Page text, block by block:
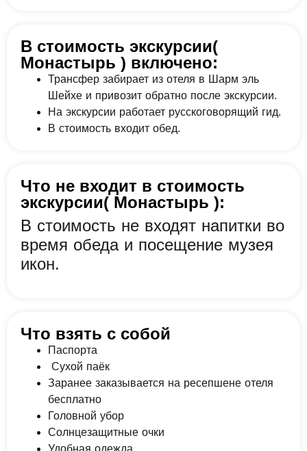
В стоимость экскурсии(
Монастырь ) включено:
Трансфер забирает из отеля в Шарм эль
Шейхе и привозит обратно после экскурсии.
На экскурсии работает русскоговорящий гид.
В стоимость входит обед.
Что не входит в стоимость
экскурсии( Монастырь ):
В стоимость не входят напитки во
время обеда и посещение музея
икон.
Что взять с собой
Паспорта
Сухой паёк
Заранее заказывается на ресепшене отеля
бесплатно
Головной убор
Солнцезащитные очки